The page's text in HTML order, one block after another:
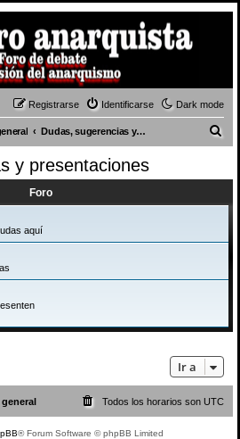
Dark mode
Identificarse
Registrarse
Dudas, sugerencias y presentaciones
y presentaciones
Foro
aquí
Ir a
Todos los horarios son UTC
® Forum Software © phpBB Limited